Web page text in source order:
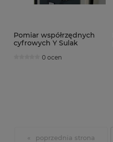
Pomiar współrzędnych
cyfrowych Y Sulak
0 ocen
«